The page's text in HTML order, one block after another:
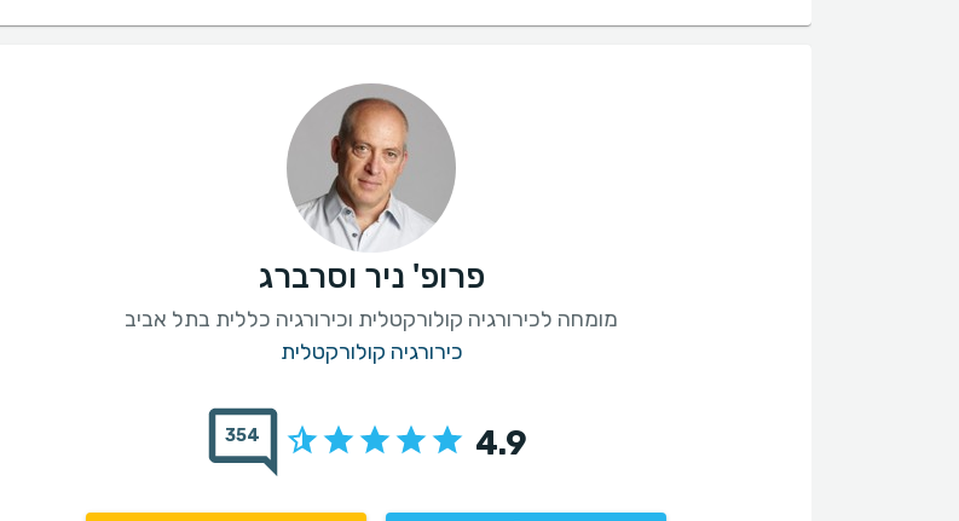
פרופ' ניר וסרברג
מומחה לכירורגיה קולורקטלית וכירורגיה כללית בתל אביב
כירורגיה קולורקטלית
4.9
354